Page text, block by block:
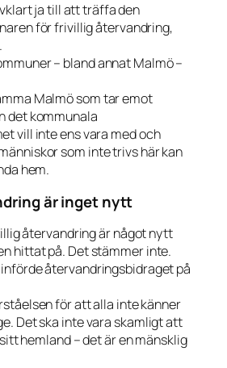
ja till att träffa den
för frivillig återvandring,
– bland annat Malmö –
Malmö som tar emot
det kommunala
vill inte ens vara med och
som inte trivs här kan
hem.
är inget nytt
återvandring är något nytt
hittat på. Det stämmer inte.
återvandringsbidraget på
för att alla inte känner
Det ska inte vara skamligt att
hemland – det är en mänsklig